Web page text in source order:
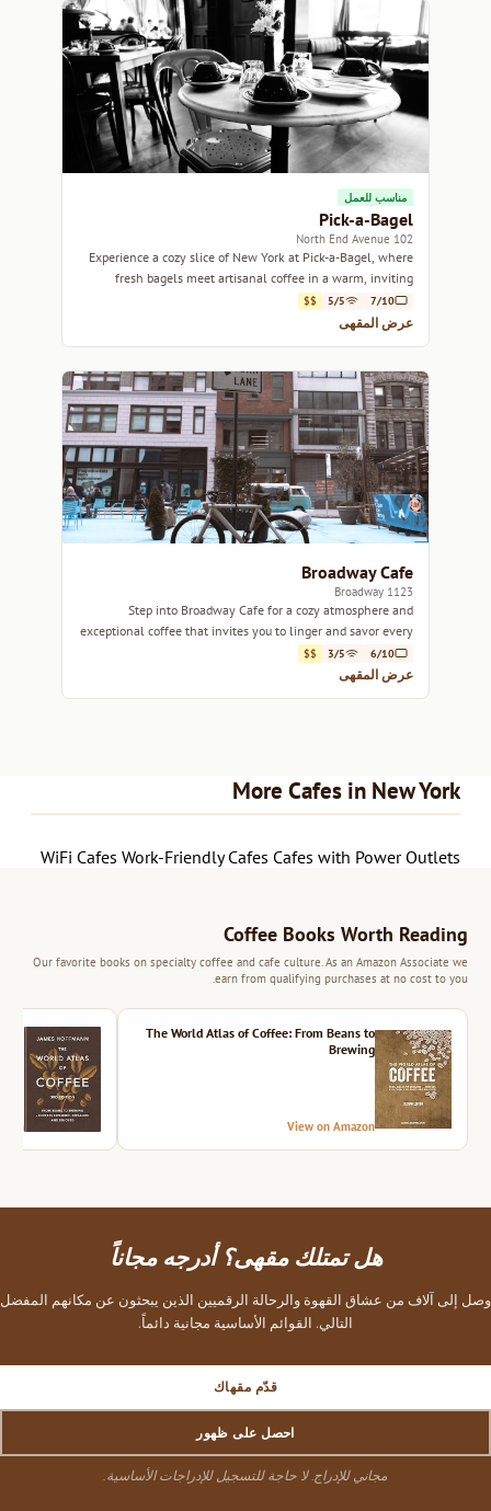
مناسب للعمل
Pick-a-Bagel
102 North End Avenue
Experience a cozy slice of New York at Pick-a-Bagel, where
fresh bagels meet artisanal coffee in a warm, inviting
atmosphere.
7/10
5/5
$$
عرض المقهى
Broadway Cafe
1123 Broadway
Step into Broadway Cafe for a cozy atmosphere and
exceptional coffee that invites you to linger and savor every
sip.
6/10
3/5
$$
عرض المقهى
More Cafes in New York
WiFi Cafes Work-Friendly Cafes Cafes with Power Outlets
Coffee Books Worth Reading
Our favorite books on specialty coffee and cafe culture. As an Amazon Associate we
earn from qualifying purchases at no cost to you.
The World Atlas of Coffee: From Beans to
Brewing
View on Amazon
هل تمتلك مقهى؟ أدرجه مجاناً
وصل إلى آلاف من عشاق القهوة والرحالة الرقميين الذين يبحثون عن مكانهم المفضل
التالي. القوائم الأساسية مجانية دائماً.
قدّم مقهاك
احصل على ظهور
مجاني للإدراج. لا حاجة للتسجيل للإدراجات الأساسية.